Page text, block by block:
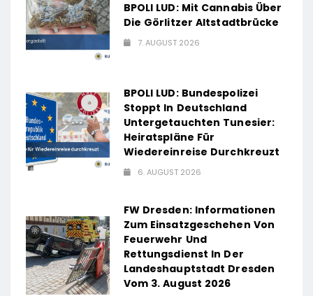
BPOLI LUD: Mit Cannabis Über
Die Görlitzer Altstadtbrücke
7. AUGUST 2026
BPOLI LUD: Bundespolizei
Stoppt In Deutschland
Untergetauchten Tunesier:
Heiratspläne Für
Wiedereinreise Durchkreuzt
6. AUGUST 2026
FW Dresden: Informationen
Zum Einsatzgeschehen Von
Feuerwehr Und
Rettungsdienst In Der
Landeshauptstadt Dresden
Vom 3. August 2026